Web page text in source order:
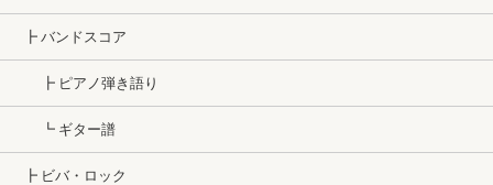
┣ バンドスコア
┣ ピアノ弾き語り
┗ ギター譜
┣ ビバ・ロック